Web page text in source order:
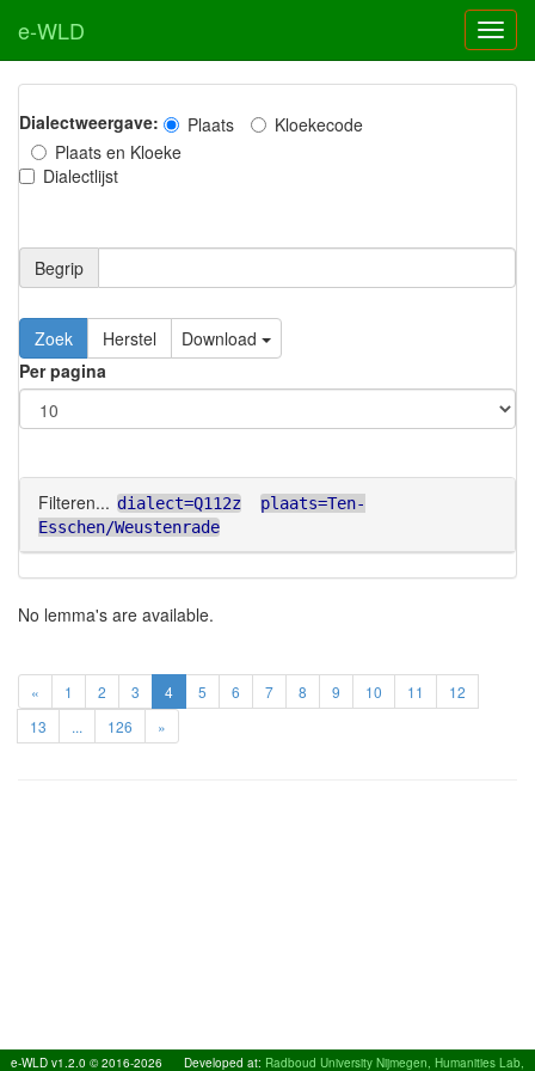
e-WLD
Dialectweergave: Plaats
Kloekecode
Plaats en Kloeke
Dialectlijst
Begrip
Zoek Herstel
Download
Per pagina
Filteren... dialect=Q112z
plaats=Ten-
Esschen/Weustenrade
No lemma's are available.
« 1 2 3 4 5 6 7 8 9 10 11
12
13
... 126 »
e-WLD v1.2.0 © 2016-2026 Developed at: Radboud University Nijmegen, Humanities Lab,